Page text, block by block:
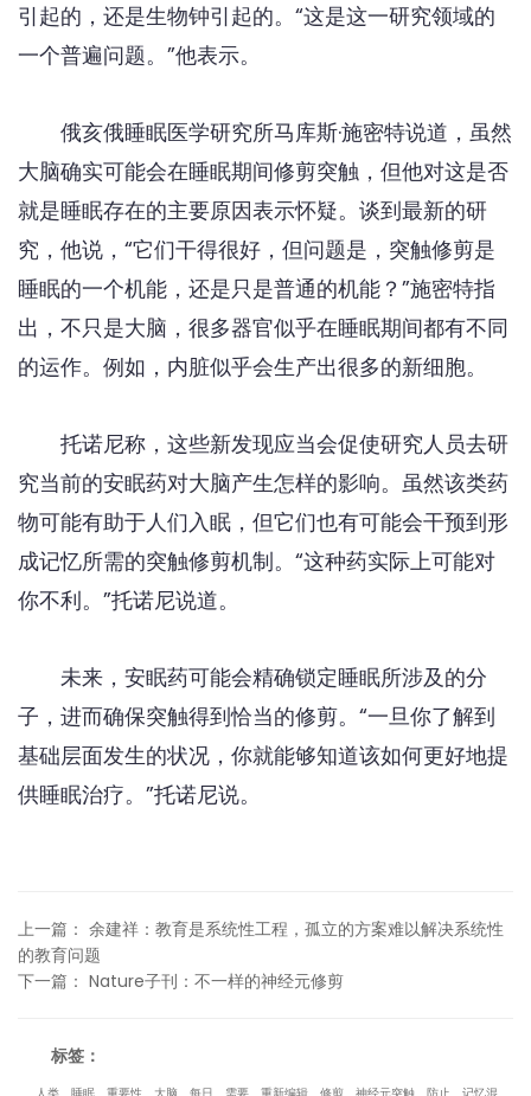
引起的，还是生物钟引起的。“这是这一研究领域的
一个普遍问题。”他表示。
俄亥俄睡眠医学研究所马库斯·施密特说道，虽然
大脑确实可能会在睡眠期间修剪突触，但他对这是否
就是睡眠存在的主要原因表示怀疑。谈到最新的研
究，他说，“它们干得很好，但问题是，突触修剪是
睡眠的一个机能，还是只是普通的机能？”施密特指
出，不只是大脑，很多器官似乎在睡眠期间都有不同
的运作。例如，内脏似乎会生产出很多的新细胞。
托诺尼称，这些新发现应当会促使研究人员去研
究当前的安眠药对大脑产生怎样的影响。虽然该类药
物可能有助于人们入眠，但它们也有可能会干预到形
成记忆所需的突触修剪机制。“这种药实际上可能对
你不利。”托诺尼说道。
未来，安眠药可能会精确锁定睡眠所涉及的分
子，进而确保突触得到恰当的修剪。“一旦你了解到
基础层面发生的状况，你就能够知道该如何更好地提
供睡眠治疗。”托诺尼说。
上一篇 ： 余建祥：教育是系统性工程，孤立的方案难以解决系统性
的教育问题
下一篇 ： Nature子刊：不一样的神经元修剪
标签：